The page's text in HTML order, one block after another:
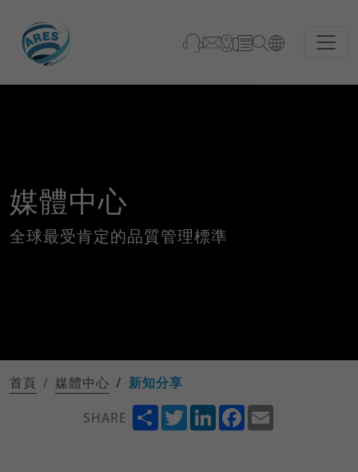
媒體中心
全球最受肯定的品質管理標準
首頁 媒體中心
新知分享
SHARE
ShareTwitterLinkedInFacebook